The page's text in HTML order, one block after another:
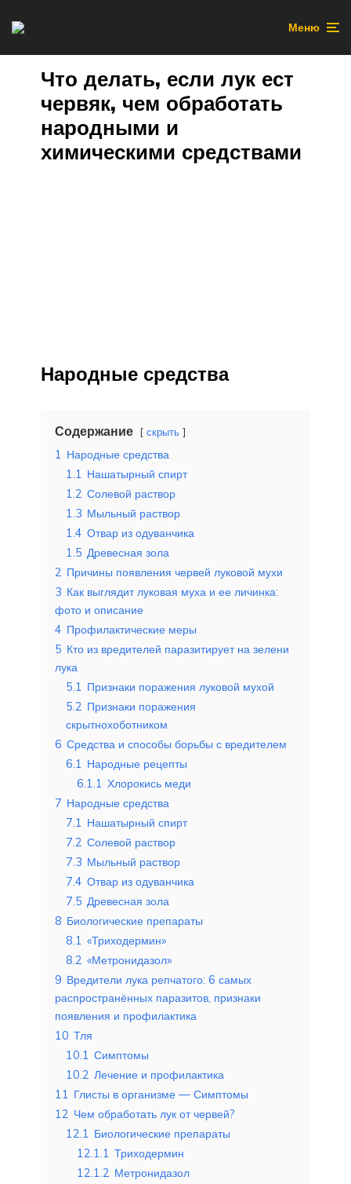
Меню
Что делать, если лук ест
червяк, чем обработать
народными и
химическими средствами
Народные средства
Содержание скрыть
1 Народные средства
1.1 Нашатырный спирт
1.2 Солевой раствор
1.3 Мыльный раствор
1.4 Отвар из одуванчика
1.5 Древесная зола
2 Причины появления червей луковой мухи
3 Как выглядит луковая муха и ее личинка:
фото и описание
4 Профилактические меры
5 Кто из вредителей паразитирует на зелени
лука
5.1 Признаки поражения луковой мухой
5.2 Признаки поражения
скрытнохоботником
6 Средства и способы борьбы с вредителем
6.1 Народные рецепты
6.1.1 Хлорокись меди
7 Народные средства
7.1 Нашатырный спирт
7.2 Солевой раствор
7.3 Мыльный раствор
7.4 Отвар из одуванчика
7.5 Древесная зола
8 Биологические препараты
8.1 «Триходермин»
8.2 «Метронидазол»
9 Вредители лука репчатого: 6 самых
распространённых паразитов, признаки
появления и профилактика
10 Тля
10.1 Симптомы
10.2 Лечение и профилактика
11 Глисты в организме — Симптомы
12 Чем обработать лук от червей?
12.1 Биологические препараты
12.1.1 Триходермин
12.1.2 Метронидазол